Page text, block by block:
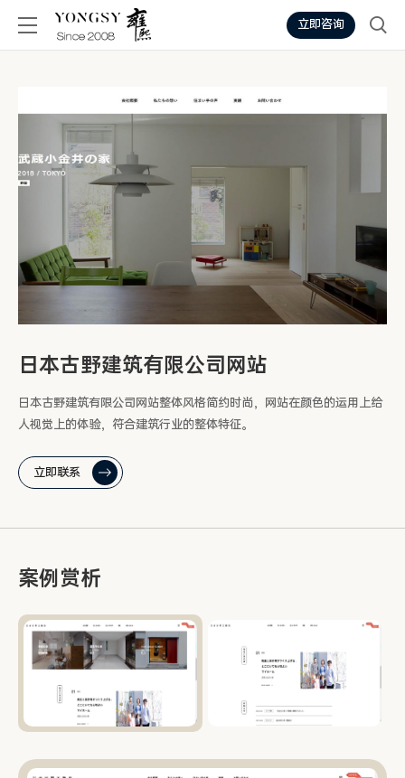
立即咨询
日本古野建筑有限公司网站
日本古野建筑有限公司网站整体风格简约时尚，网站在颜色的运用上给
人视觉上的体验，符合建筑行业的整体特征。
立即联系
案例赏析